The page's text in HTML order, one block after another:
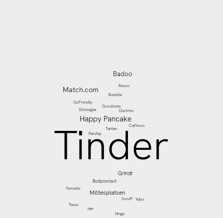
Tinder
Match.com
Mötesplatsen
Happy Pancake
Badoo
Elitsinglar
Grindr
Bumble
Parship
Hinge
Tantan
Her
Goodones
Yumeets
Scruff
Recon
Ourtime
Caffmos
GoFrendly
Bodycontact
Yubo
Twoo